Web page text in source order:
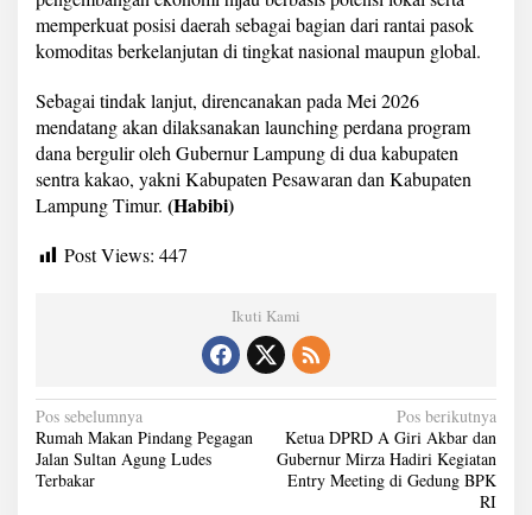
memperkuat posisi daerah sebagai bagian dari rantai pasok
komoditas berkelanjutan di tingkat nasional maupun global.
Sebagai tindak lanjut, direncanakan pada Mei 2026
mendatang akan dilaksanakan launching perdana program
dana bergulir oleh Gubernur Lampung di dua kabupaten
sentra kakao, yakni Kabupaten Pesawaran dan Kabupaten
Lampung Timur. (Habibi)
Post Views: 447
Ikuti Kami
N
a
v
Pos sebelumnya
Rumah Makan Pindang Pegagan
Jalan Sultan Agung Ludes
Terbakar
Pos berikutnya
Ketua DPRD A Giri Akbar dan
Gubernur Mirza Hadiri Kegiatan
Entry Meeting di Gedung BPK
RI